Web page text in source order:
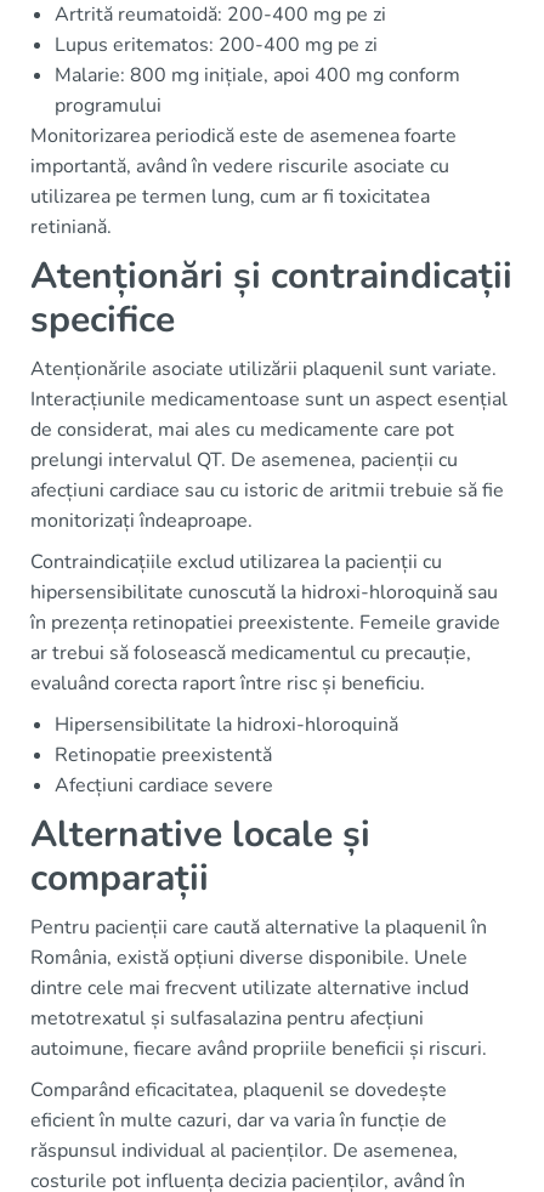
Artrită reumatoidă: 200-400 mg pe zi
Lupus eritematos: 200-400 mg pe zi
Malarie: 800 mg inițiale, apoi 400 mg conform
programului
Monitorizarea periodică este de asemenea foarte
importantă, având în vedere riscurile asociate cu
utilizarea pe termen lung, cum ar fi toxicitatea
retiniană.
Atenționări și contraindicații
specifice
Atenționările asociate utilizării plaquenil sunt variate.
Interacțiunile medicamentoase sunt un aspect esențial
de considerat, mai ales cu medicamente care pot
prelungi intervalul QT. De asemenea, pacienții cu
afecțiuni cardiace sau cu istoric de aritmii trebuie să fie
monitorizați îndeaproape.
Contraindicațiile exclud utilizarea la pacienții cu
hipersensibilitate cunoscută la hidroxi-hloroquină sau
în prezența retinopatiei preexistente. Femeile gravide
ar trebui să folosească medicamentul cu precauție,
evaluând corecta raport între risc și beneficiu.
Hipersensibilitate la hidroxi-hloroquină
Retinopatie preexistentă
Afecțiuni cardiace severe
Alternative locale și
comparații
Pentru pacienții care caută alternative la plaquenil în
România, există opțiuni diverse disponibile. Unele
dintre cele mai frecvent utilizate alternative includ
metotrexatul și sulfasalazina pentru afecțiuni
autoimune, fiecare având propriile beneficii și riscuri.
Comparând eficacitatea, plaquenil se dovedește
eficient în multe cazuri, dar va varia în funcție de
răspunsul individual al pacienților. De asemenea,
costurile pot influența decizia pacienților, având în